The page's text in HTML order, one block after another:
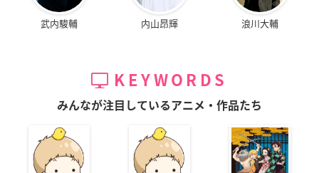
武内駿輔 内山昂輝 浪川大輔
KEYWORDS
みんなが注目しているアニメ・作品たち